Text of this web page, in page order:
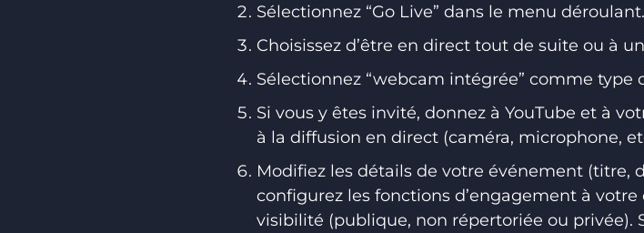
Sélectionnez “Go Live” dans le menu déroulant.
Choisissez d’être en direct tout de suite ou à
Sélectionnez “webcam intégrée” comme type
Si vous y êtes invité, donnez à YouTube et à
à la diffusion en direct (caméra, microphone,
Modifiez les détails de votre événement (titre,
configurez les fonctions d’engagement à
visibilité (publique, non répertoriée ou privée).